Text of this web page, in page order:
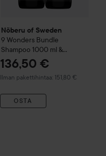
Nõberu of Sweden
9 Wonders Bundle
Shampoo 1000 ml &
Conditioner 1000 ml
136,50 €
Ilman pakettihintaa: 151,80 €
OSTA